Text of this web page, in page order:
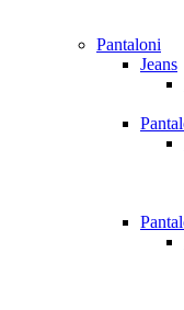
Pantaloni
Jeans